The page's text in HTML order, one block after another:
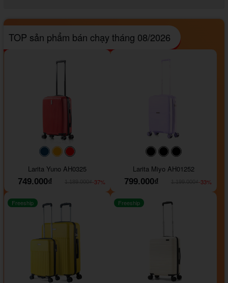
TOP sản phẩm bán chạy tháng 08/2026
#093f69#ffa500
Larita Yuno AH0325
749.000₫
-37%
#000000#000000
Larita Miyo AH01252
799.000₫
-33%
Freeship Freeship